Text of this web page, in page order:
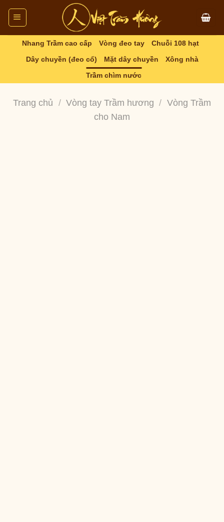
Skip
content
Nhang Trầm cao cấp Vòng đeo tay
Chuỗi 108 hạt
Dây chuyền (đeo cổ)
Mặt dây chuyền
Xông nhà
Trầm chìm nước
Trang chủ / Vòng tay Trầm hương / Vòng Trầm
cho Nam